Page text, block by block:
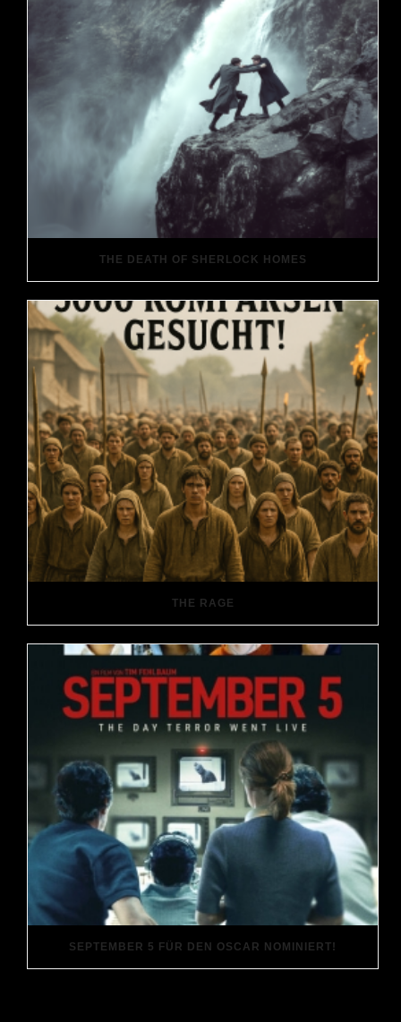
THE DEATH OF SHERLOCK HOMES
THE RAGE
SEPTEMBER 5 FÜR DEN OSCAR NOMINIERT!